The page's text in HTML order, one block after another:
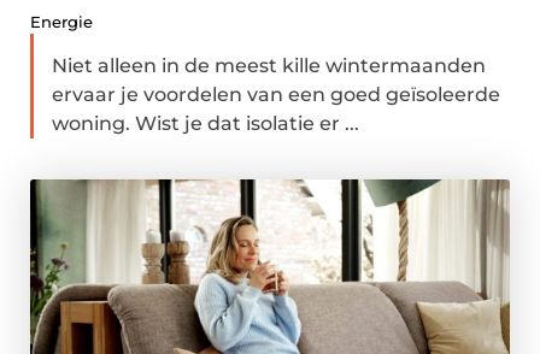
Energie
Niet alleen in de meest kille wintermaanden
ervaar je voordelen van een goed geïsoleerde
woning. Wist je dat isolatie er ...